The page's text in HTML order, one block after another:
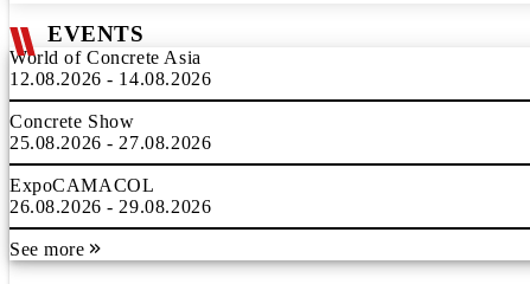
EVENTS
World of Concrete Asia
12.08.2026 - 14.08.2026
Concrete Show
25.08.2026 - 27.08.2026
ExpoCAMACOL
26.08.2026 - 29.08.2026
See more